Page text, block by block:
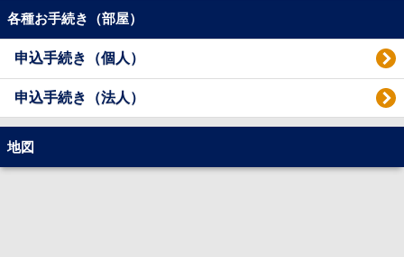
各種お手続き（部屋）
申込手続き（個人）
申込手続き（法人）
地図